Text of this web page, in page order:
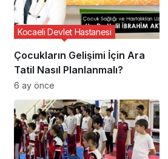
Çocukların Gelişimi İçin Ara
Tatil Nasıl Planlanmalı?
Kocaeli Devlet Hastanesi
6 ay önce